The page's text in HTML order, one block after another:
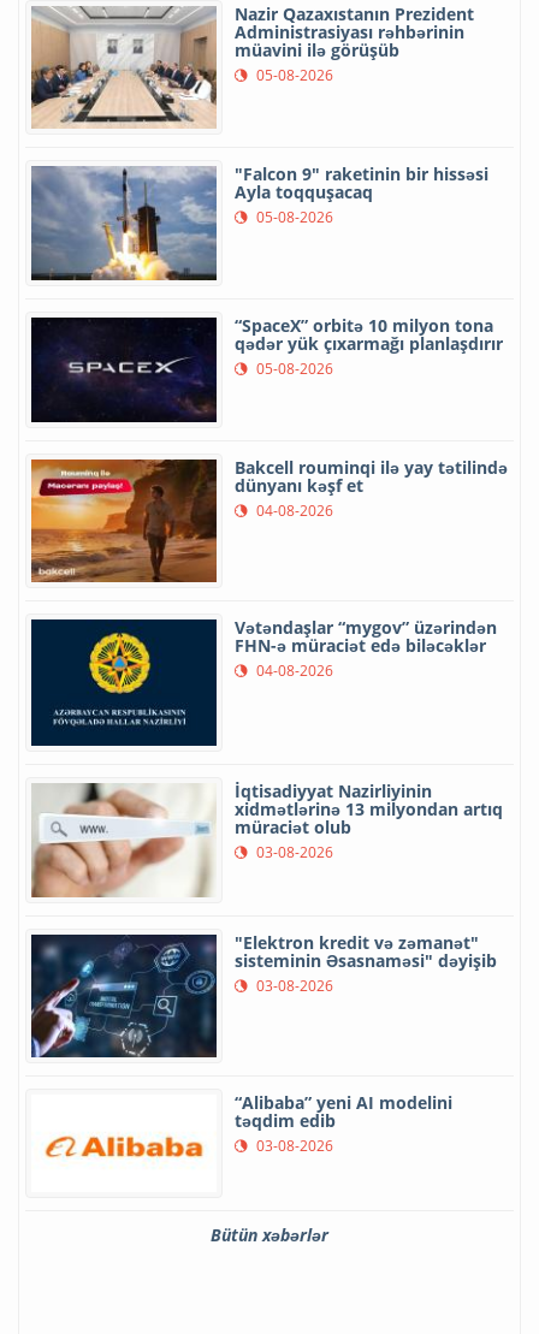
Nazir Qazaxıstanın Prezident
Administrasiyası rəhbərinin
müavini ilə görüşüb
05-08-2026
"Falcon 9" raketinin bir hissəsi
Ayla toqquşacaq
05-08-2026
“SpaceX” orbitə 10 milyon tona
qədər yük çıxarmağı planlaşdırır
05-08-2026
Bakcell rouminqi ilə yay tətilində
dünyanı kəşf et
04-08-2026
Vətəndaşlar “mygov” üzərindən
FHN-ə müraciət edə biləcəklər
04-08-2026
İqtisadiyyat Nazirliyinin
xidmətlərinə 13 milyondan artıq
müraciət olub
03-08-2026
"Elektron kredit və zəmanət"
sisteminin Əsasnaməsi" dəyişib
03-08-2026
“Alibaba” yeni AI modelini
təqdim edib
03-08-2026
Bütün xəbərlər